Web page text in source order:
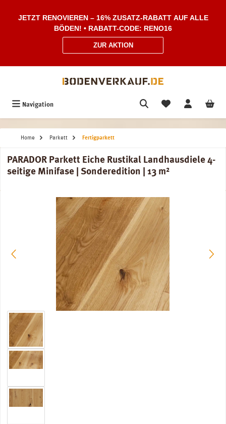
JETZT RENOVIEREN – 16% ZUSATZ-RABATT AUF ALLE
BÖDEN! • RABATT-CODE: RENO16
ZUR AKTION
Navigation
Home Parkett Fertigparkett
PARADOR Parkett Eiche Rustikal Landhausdiele 4-
seitige Minifase | Sonderedition | 13 m²
Bildergalerie überspringen